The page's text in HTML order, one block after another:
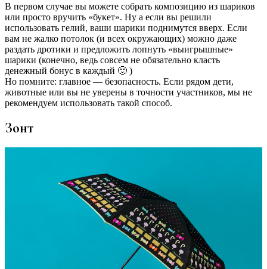
В первом случае вы можете собрать композицию из шариков
или просто вручить «букет». Ну а если вы решили
использовать гелий, ваши шарики поднимутся вверх. Если
вам не жалко потолок (и всех окружающих) можно даже
раздать дротики и предложить лопнуть «выигрышные»
шарики (конечно, ведь совсем не обязательно класть
денежный бонус в каждый 🙂 )
Но помните: главное — безопасность. Если рядом дети,
животные или вы не уверены в точности участников, мы не
рекомендуем использовать такой способ.
Зонт